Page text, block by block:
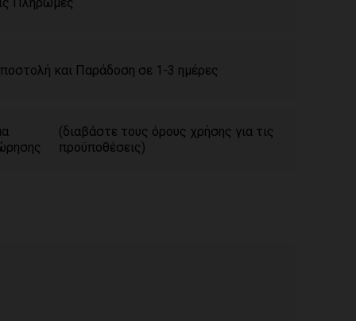
και Παράδοση σε 1-3 ημέρες
(διαβάστε τους όρους χρήσης για τις
προϋποθέσεις)